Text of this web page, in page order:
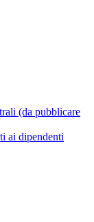
(da pubblicare
ai dipendenti